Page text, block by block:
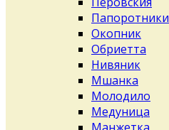
Папоротники
Окопник
Обриетта
Нивяник
Мшанка
Молодило
Медуница